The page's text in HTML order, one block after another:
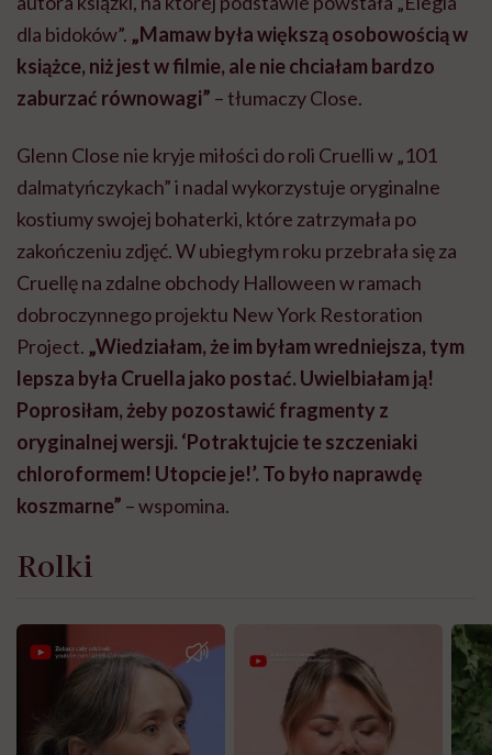
dla bidoków”. „Mamaw była większą osobowością w
książce, niż jest w filmie, ale nie chciałam bardzo
zaburzać równowagi” – tłumaczy Close.
Glenn Close nie kryje miłości do roli Cruelli w „101
dalmatyńczykach” i nadal wykorzystuje oryginalne
kostiumy swojej bohaterki, które zatrzymała po
zakończeniu zdjęć. W ubiegłym roku przebrała się za
Cruellę na zdalne obchody Halloween w ramach
dobroczynnego projektu New York Restoration
Project. „Wiedziałam, że im byłam wredniejsza, tym
lepsza była Cruella jako postać. Uwielbiałam ją!
Poprosiłam, żeby pozostawić fragmenty z
oryginalnej wersji. ‘Potraktujcie te szczeniaki
chloroformem! Utopcie je!’. To było naprawdę
koszmarne” – wspomina.
Rolki